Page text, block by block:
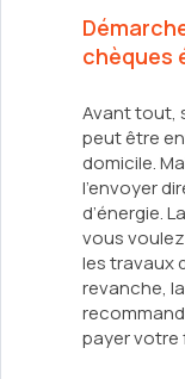
chèques
Avant tout,
peut être
domicile.
l’envoyer
d’énergie.
vous
les travaux
revanche,
payer votre